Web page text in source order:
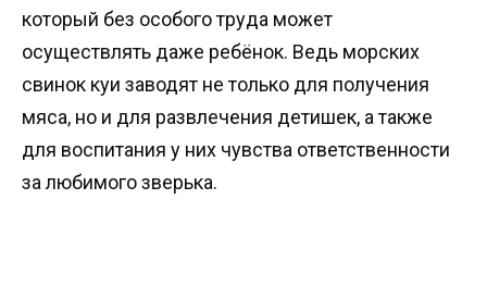
который без особого труда может
осуществлять даже ребёнок. Ведь морских
свинок куи заводят не только для получения
мяса, но и для развлечения детишек, а также
для воспитания у них чувства ответственности
за любимого зверька.